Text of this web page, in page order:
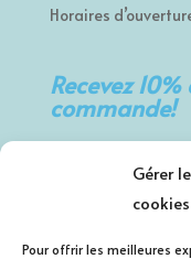
Gérer
cookies
Pour offrir les meilleures
Horaires
Recevez
commande!
Nom de famille